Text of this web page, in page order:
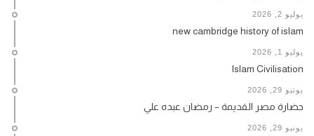
يوليو 2, 2026
new cambridge history of islam
يوليو 1, 2026
Islam Civilisation
يونيو 29, 2026
حضارة مصر القديمة – رمضان عبده علي
يونيو 29, 2026